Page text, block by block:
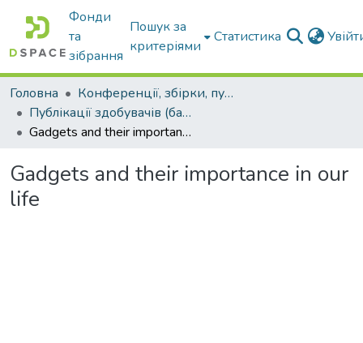
Фонди
та
зібрання
Пошук за
критеріями
Статистика
Головна
Конференції, збірки, публікації молодих вчених і здобувачів : магістрів, бакалаврів, аспірантів.
Публікації здобувачів (бакалаврів. магістрів, аспірантів)
Gadgets and their importance in our life
Gadgets and their importance in our
life